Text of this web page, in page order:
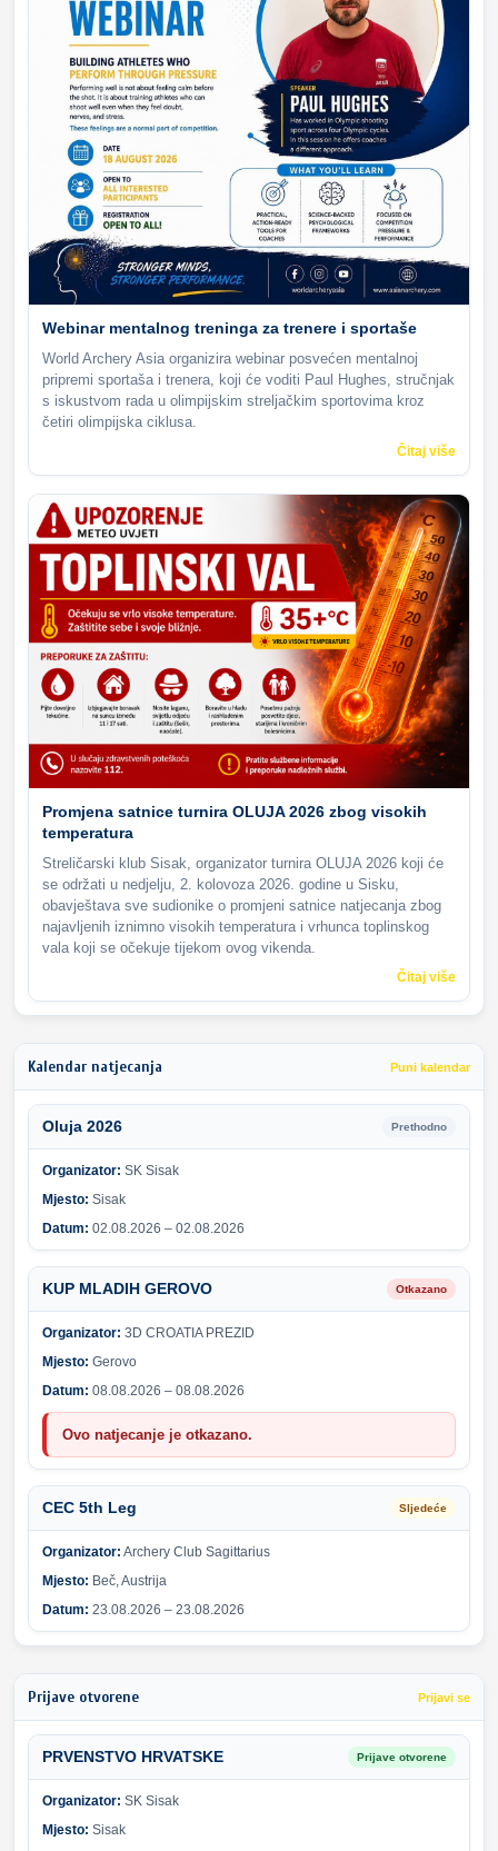
Webinar mentalnog treninga za trenere i sportaše
World Archery Asia organizira webinar posvećen mentalnoj
pripremi sportaša i trenera, koji će voditi Paul Hughes, stručnjak
s iskustvom rada u olimpijskim streljačkim sportovima kroz
četiri olimpijska ciklusa.
Čitaj više
Promjena satnice turnira OLUJA 2026 zbog visokih
temperatura
Streličarski klub Sisak, organizator turnira OLUJA 2026 koji će
se održati u nedjelju, 2. kolovoza 2026. godine u Sisku,
obavještava sve sudionike o promjeni satnice natjecanja zbog
najavljenih iznimno visokih temperatura i vrhunca toplinskog
vala koji se očekuje tijekom ovog vikenda.
Čitaj više
Kalendar natjecanja Puni kalendar
Oluja 2026 Prethodno
Organizator: SK Sisak
Mjesto: Sisak
Datum: 02.08.2026 – 02.08.2026
KUP MLADIH GEROVO Otkazano
Organizator: 3D CROATIA PREZID
Mjesto: Gerovo
Datum: 08.08.2026 – 08.08.2026
Ovo natjecanje je otkazano.
CEC 5th Leg Sljedeće
Organizator: Archery Club Sagittarius
Mjesto: Beč, Austrija
Datum: 23.08.2026 – 23.08.2026
Prijave otvorene Prijavi se
PRVENSTVO HRVATSKE Prijave otvorene
Organizator: SK Sisak
Mjesto: Sisak